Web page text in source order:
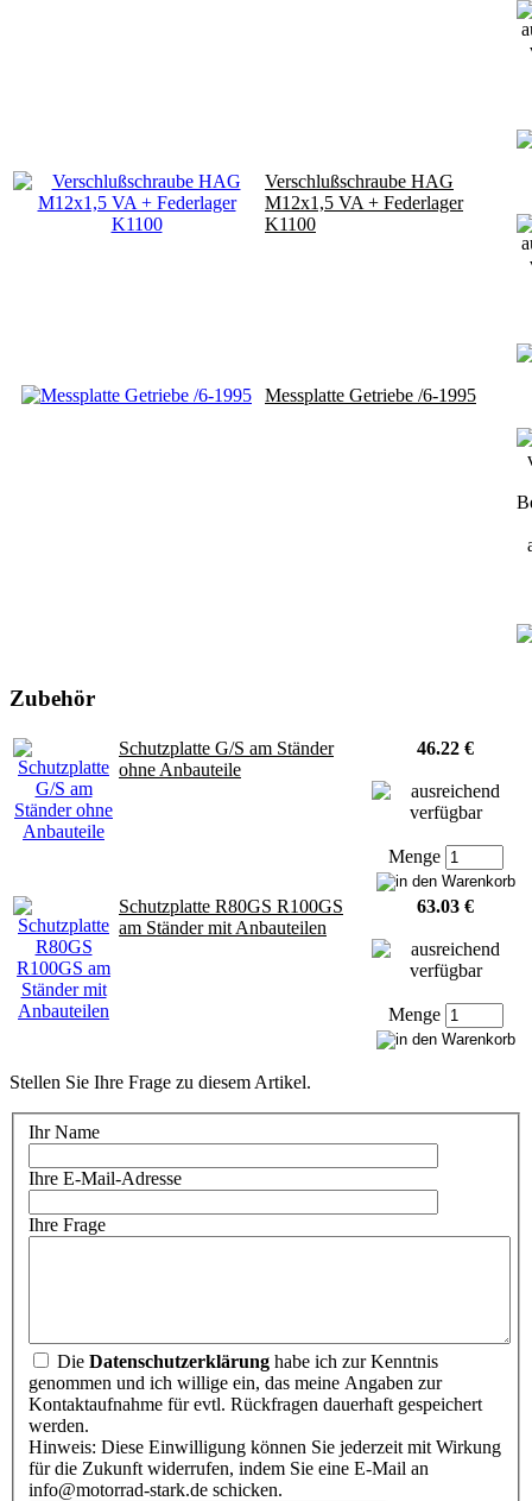
Verschlußschraube HAG
M12x1,5 VA + Federlager
K1100
Messplatte Getriebe /6-1995
Zubehör
Schutzplatte G/S am Ständer
ohne Anbauteile
46.22 €
Menge
Schutzplatte R80GS R100GS
am Ständer mit Anbauteilen
63.03 €
Menge
Stellen Sie Ihre Frage zu diesem Artikel.
Ihr Name
Ihre E-Mail-Adresse
Ihre Frage
Die Datenschutzerklärung habe ich zur Kenntnis
genommen und ich willige ein, das meine Angaben zur
Kontaktaufnahme für evtl. Rückfragen dauerhaft gespeichert
werden.
Hinweis: Diese Einwilligung können Sie jederzeit mit Wirkung
für die Zukunft widerrufen, indem Sie eine E-Mail an
info@motorrad-stark.de schicken.